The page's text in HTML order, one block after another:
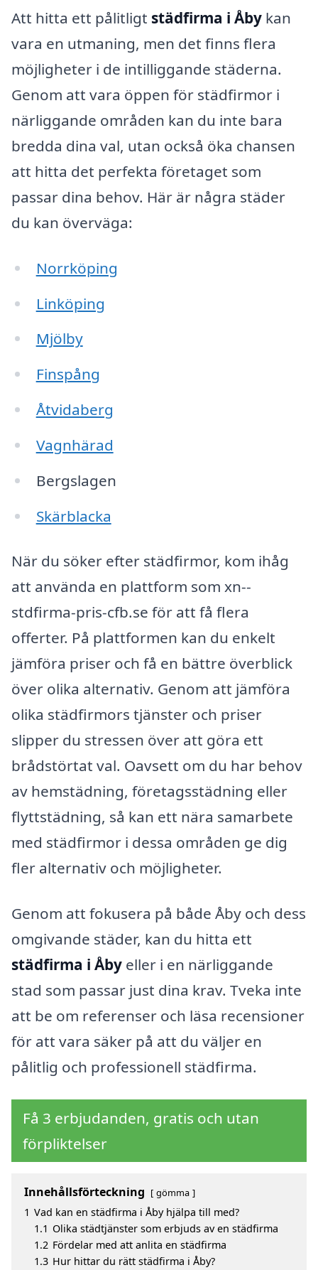
Att hitta ett pålitligt städfirma i Åby kan
vara en utmaning, men det finns flera
möjligheter i de intilliggande städerna.
Genom att vara öppen för städfirmor i
närliggande områden kan du inte bara
bredda dina val, utan också öka chansen
att hitta det perfekta företaget som
passar dina behov. Här är några städer
du kan överväga:
Norrköping
Linköping
Mjölby
Finspång
Åtvidaberg
Vagnhärad
Bergslagen
Skärblacka
När du söker efter städfirmor, kom ihåg
att använda en plattform som xn--
stdfirma-pris-cfb.se för att få flera
offerter. På plattformen kan du enkelt
jämföra priser och få en bättre överblick
över olika alternativ. Genom att jämföra
olika städfirmors tjänster och priser
slipper du stressen över att göra ett
brådstörtat val. Oavsett om du har behov
av hemstädning, företagsstädning eller
flyttstädning, så kan ett nära samarbete
med städfirmor i dessa områden ge dig
fler alternativ och möjligheter.
Genom att fokusera på både Åby och dess
omgivande städer, kan du hitta ett
städfirma i Åby eller i en närliggande
stad som passar just dina krav. Tveka inte
att be om referenser och läsa recensioner
för att vara säker på att du väljer en
pålitlig och professionell städfirma.
Få 3 erbjudanden, gratis och utan
förpliktelser
Innehållsförteckning gömma
1 Vad kan en städfirma i Åby hjälpa till med?
1.1 Olika städtjänster som erbjuds av en städfirma
1.2 Fördelar med att anlita en städfirma
1.3 Hur hittar du rätt städfirma i Åby?